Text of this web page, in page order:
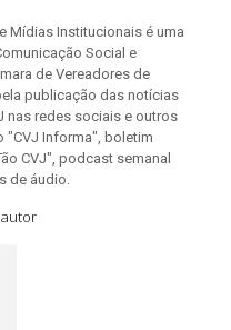
Mídias Institucionais é uma
Social e
de Vereadores de
publicação das notícias
nas redes sociais e outros
Informa", boletim
CVJ", podcast semanal
de áudio.